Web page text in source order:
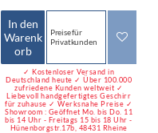
In den
Warenk
orb
Preise für
Privatkunden
✓ Kostenloser Versand in
Deutschland heute ✓ Über 100.000
zufriedene Kunden weltweit ✓
Liebevoll handgefertigtes Geschirr
für zuhause ✓ Werksnahe Preise ✓
Showroom : Geöffnet Mo. bis Do. 11
bis 14 Uhr - Freitags 15 bis 18 Uhr -
Hünenborgstr.17b, 48431 Rheine